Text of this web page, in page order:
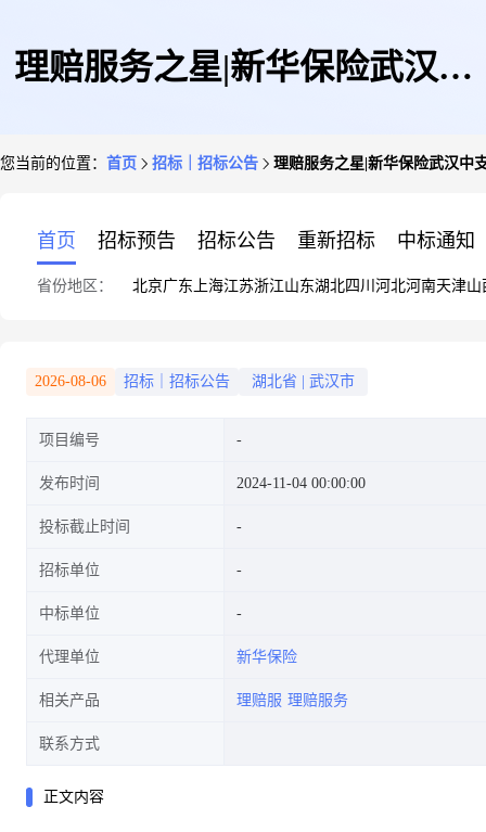
理赔服务之星|新华保险武汉中
您当前的位置： 首页 招标｜招标公告 理赔服务之星|新华保险武汉中
首页 招标预告 招标公告 重新招标 中标通知
省份地区： 北京广东 上海江苏浙江山东湖北四川 河北河南天津山
2026-08-06 招标｜招标公告 湖北省 武汉市
项目编号
发布时间 2024-11-04 00:00:00
投标截止时间
招标单位
中标单位
代理单位 新华保险
相关产品 理赔服 理赔服务
联系方式
正文内容